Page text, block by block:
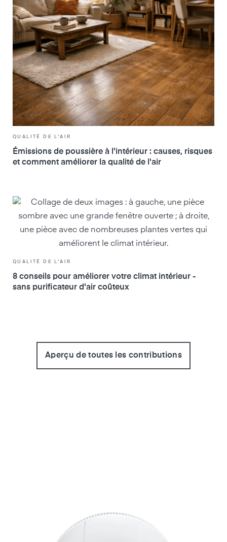
QUALITÉ DE L'AIR
Émissions de poussière à l'intérieur : causes, risques
et comment améliorer la qualité de l'air
QUALITÉ DE L'AIR
8 conseils pour améliorer votre climat intérieur -
sans purificateur d'air coûteux
Aperçu de toutes les contributions